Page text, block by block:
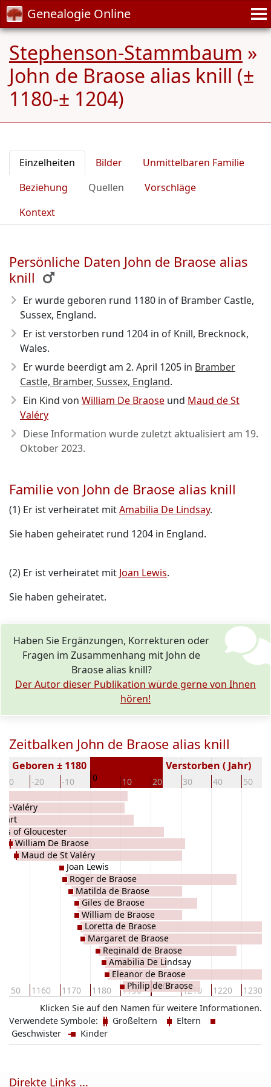
Genealogie Online
Stephenson-Stammbaum »
John de Braose alias knill (±
1180-± 1204)
Einzelheiten Bilder
Unmittelbaren Familie
Beziehung
Quellen
Vorschläge
Kontext
Persönliche Daten John de Braose alias
knill
Er wurde geboren rund 1180 in of Bramber Castle,
Sussex, England.
Er ist verstorben rund 1204 in of Knill, Brecknock,
Wales.
Er wurde beerdigt am 2. April 1205 in Bramber
Castle, Bramber, Sussex, England.
Ein Kind von William De Braose und Maud de St
Valéry
Diese Information wurde zuletzt aktualisiert am 19.
Oktober 2023.
Familie von John de Braose alias knill
(1) Er ist verheiratet mitAmabilia De Lindsay.
Sie haben geheiratet rund 1204 in England.
(2) Er ist verheiratet mit Joan Lewis.
Sie haben geheiratet.
Haben Sie Ergänzungen, Korrekturen oder
Fragen im Zusammenhang mit John de
Braose alias knill?
Der Autor dieser Publikation würde gerne von Ihnen
hören!
Zeitbalken John de Braose alias knill
-30 -20 -10 0 10 20 30 40 50
Geboren ± 1180 Verstorben ( Jahr)
1150 1160 1170 1180 1190 1200 1210 1220 1230
Valéry
of Gloucester
William De Braose
Maud de St Valéry
Joan Lewis
Roger de Braose
Matilda de Braose
Giles de Braose
William de Braose
Loretta de Braose
Margaret de Braose
Reginald de Braose
Amabilia De Lindsay
Eleanor de Braose
Philip de Braose
Klicken Sie auf den Namen für weitere Informationen.
Verwendete Symbole:
Großeltern
Eltern
Geschwister
Kinder
Direkte Links ...